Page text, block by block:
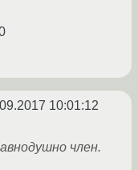
10:01:12
член.